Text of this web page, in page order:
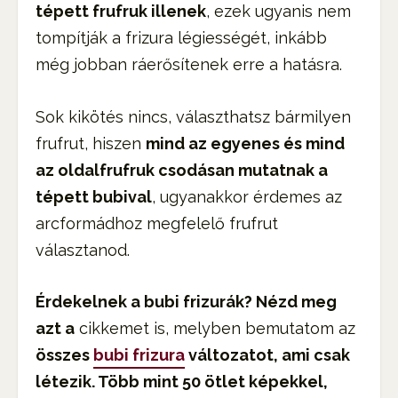
tépett frufruk illenek, ezek ugyanis nem
tompítják a frizura légiességét, inkább
még jobban ráerősítenek erre a hatásra.
Sok kikötés nincs, választhatsz bármilyen
frufrut, hiszen mind az egyenes és mind
az oldalfrufruk csodásan mutatnak a
tépett bubival, ugyanakkor érdemes az
arcformádhoz megfelelő frufrut
választanod.
Érdekelnek a bubi frizurák? Nézd meg
azt a cikkemet is, melyben bemutatom az
összes bubi frizuraváltozatot, ami csak
létezik. Több mint 50 ötlet képekkel,